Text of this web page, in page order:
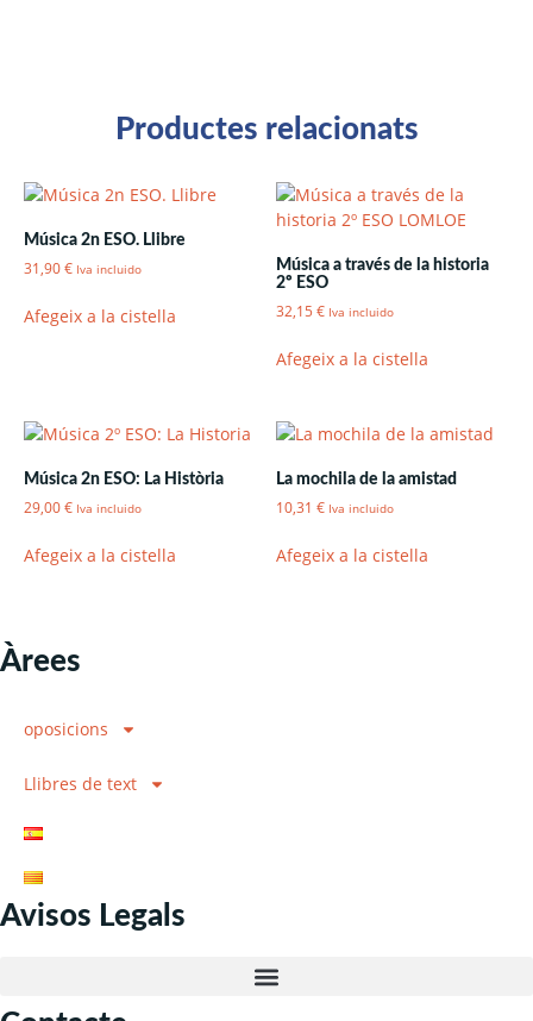
Productes relacionats
Música 2n ESO. Llibre
31,90€ Iva incluido
Afegeix a la cistella
Música a través de la historia
2º ESO
32,15€ Iva incluido
Afegeix a la cistella
Música 2n ESO: La Història
29,00€ Iva incluido
Afegeix a la cistella
La mochila de la amistad
10,31€ Iva incluido
Afegeix a la cistella
Àrees
oposicions
Llibres de text
Avisos Legals